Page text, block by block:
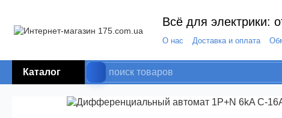
Всё для электрики:
О нас Доставка и оплата
Каталог